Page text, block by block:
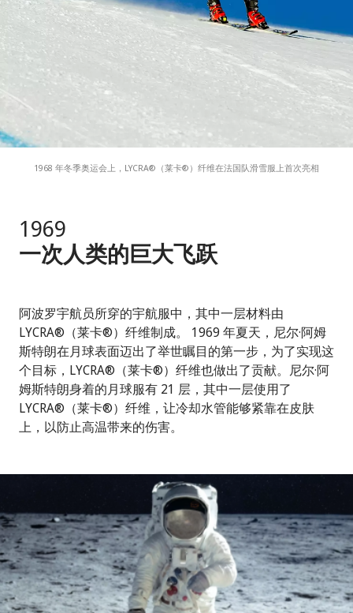
1968 年冬季奥运会上，LYCRA®（莱卡®）纤维在法国队滑雪服上首次亮相
1969
一次人类的巨大飞跃
阿波罗宇航员所穿的宇航服中，其中一层材料由
LYCRA®（莱卡®）纤维制成。 1969 年夏天，尼尔·阿姆
斯特朗在月球表面迈出了举世瞩目的第一步，为了实现这
个目标，LYCRA®（莱卡®）纤维也做出了贡献。尼尔·阿
姆斯特朗身着的月球服有 21 层，其中一层使用了
LYCRA®（莱卡®）纤维，让冷却水管能够紧靠在皮肤
上，以防止高温带来的伤害。